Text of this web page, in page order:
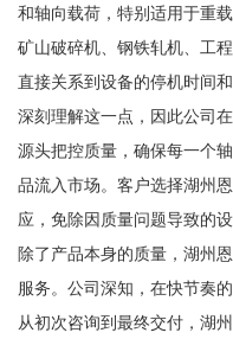
和轴向载荷，特别适用于重
矿山破碎机、钢铁轧机、工
直接关系到设备的停机时间
深刻理解这一点，因此公司
源头把控质量，确保每一个
品流入市场。客户选择湖州
应，免除因质量问题导致的设
除了产品本身的质量，湖州
服务。公司深知，在快节奏
从初次咨询到最终交付，湖